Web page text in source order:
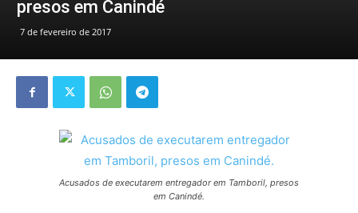
presos em Canindé
7 de fevereiro de 2017
Acusados de executarem entregador em Tamboril, presos
em Canindé.